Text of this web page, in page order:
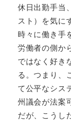
休日出勤手当
スト）を気に
時々に働き手
労働者の側か
ではなく好き
る。つまり、
て公平なシス
州議会が法案
だが、こうし